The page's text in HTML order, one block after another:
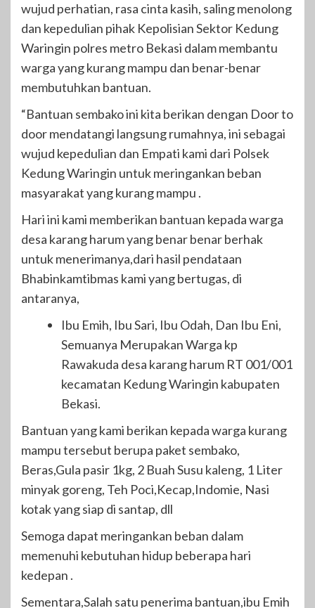
wujud perhatian, rasa cinta kasih, saling menolong
dan kepedulian pihak Kepolisian Sektor Kedung
Waringin polres metro Bekasi dalam membantu
warga yang kurang mampu dan benar-benar
membutuhkan bantuan.
“Bantuan sembako ini kita berikan dengan Door to
door mendatangi langsung rumahnya, ini sebagai
wujud kepedulian dan Empati kami dari Polsek
Kedung Waringin untuk meringankan beban
masyarakat yang kurang mampu .
Hari ini kami memberikan bantuan kepada warga
desa karang harum yang benar benar berhak
untuk menerimanya,dari hasil pendataan
Bhabinkamtibmas kami yang bertugas, di
antaranya,
Ibu Emih, Ibu Sari, Ibu Odah, Dan Ibu Eni,
Semuanya Merupakan Warga kp
Rawakuda desa karang harum RT 001/001
kecamatan Kedung Waringin kabupaten
Bekasi.
Bantuan yang kami berikan kepada warga kurang
mampu tersebut berupa paket sembako,
Beras,Gula pasir 1kg, 2 Buah Susu kaleng, 1 Liter
minyak goreng, Teh Poci,Kecap,Indomie, Nasi
kotak yang siap di santap, dll
Semoga dapat meringankan beban dalam
memenuhi kebutuhan hidup beberapa hari
kedepan .
Sementara,Salah satu penerima bantuan,ibu Emih